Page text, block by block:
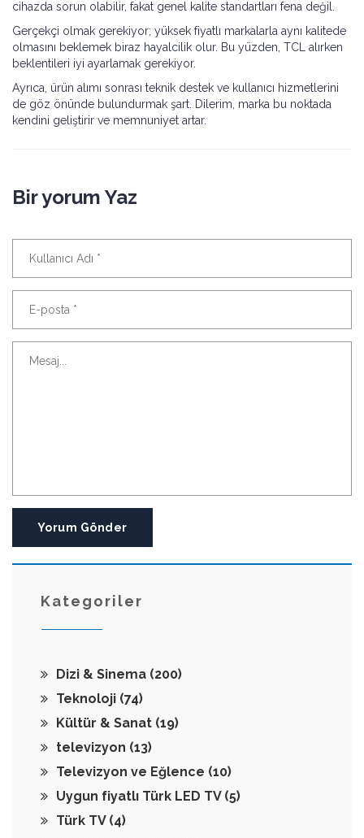
cihazda sorun olabilir, fakat genel kalite standartları fena değil.
Gerçekçi olmak gerekiyor; yüksek fiyatlı markalarla aynı kalitede
olmasını beklemek biraz hayalcilik olur. Bu yüzden, TCL alırken
beklentileri iyi ayarlamak gerekiyor.
Ayrıca, ürün alımı sonrası teknik destek ve kullanıcı hizmetlerini
de göz önünde bulundurmak şart. Dilerim, marka bu noktada
kendini geliştirir ve memnuniyet artar.
Bir yorum Yaz
Yorum Gönder
Kategoriler
Dizi & Sinema (200)
Teknoloji (74)
Kültür & Sanat (19)
televizyon (13)
Televizyon ve Eğlence (10)
Uygun fiyatlı Türk LED TV (5)
Türk TV (4)